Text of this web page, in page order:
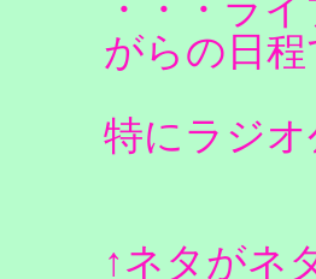
・・・ラ
がらの日程
特にラジ
↑ネタがネ